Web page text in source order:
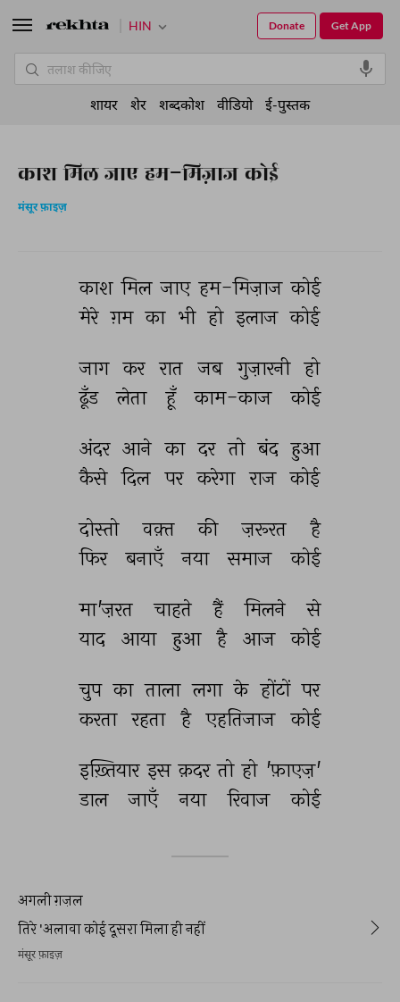
काश मिल जाए हम-मिज़ाज कोई
मंसूर फ़ाइज़
काश मिल जाए हम-मिज़ाज कोई
मेरे ग़म का भी हो इलाज कोई
जाग कर रात जब गुज़ारनी हो
ढूँड
लेता हूँ काम-काज कोई
अंदर आने का दर तो बंद हुआ
कैसे दिल पर करेगा राज कोई
दोस्तो वक़्त की ज़रूरत
है
फिर
बनाएँ नया समाज कोई
मा'ज़रत चाहते हैं मिलने
से
याद
आया हुआ है आज कोई
चुप का ताला लगा के होंटों पर
करता रहता है एहतिजाज कोई
इख़्तियार इस क़दर तो हो 'फ़ाएज़'
डाल
जाएँ नया रिवाज कोई
अगली ग़ज़ल
तिरे 'अलावा कोई दूसरा मिला ही नहीं
मंसूर फ़ाइज़
HIN Get App
Donate
शायर शेर शब्दकोश वीडियो ई-पुस्तक